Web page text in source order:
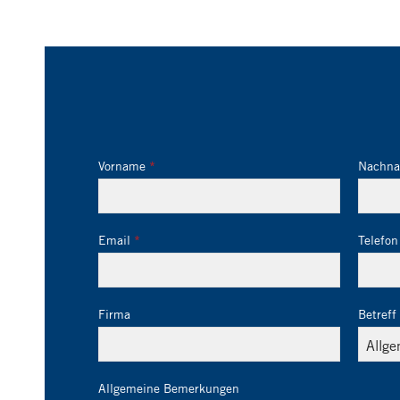
Vorname
Email Telefon
Firma Betreff
Allgemeine Bemerkungen